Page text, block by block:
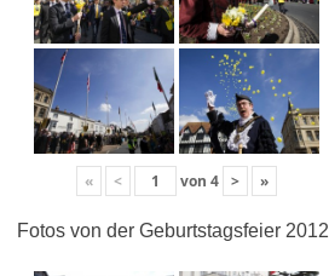
« < von 4 > »
Fotos von der Geburtstagsfeier 2012